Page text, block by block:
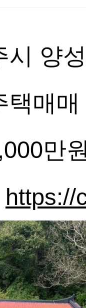
시 양
택매매
만
https://